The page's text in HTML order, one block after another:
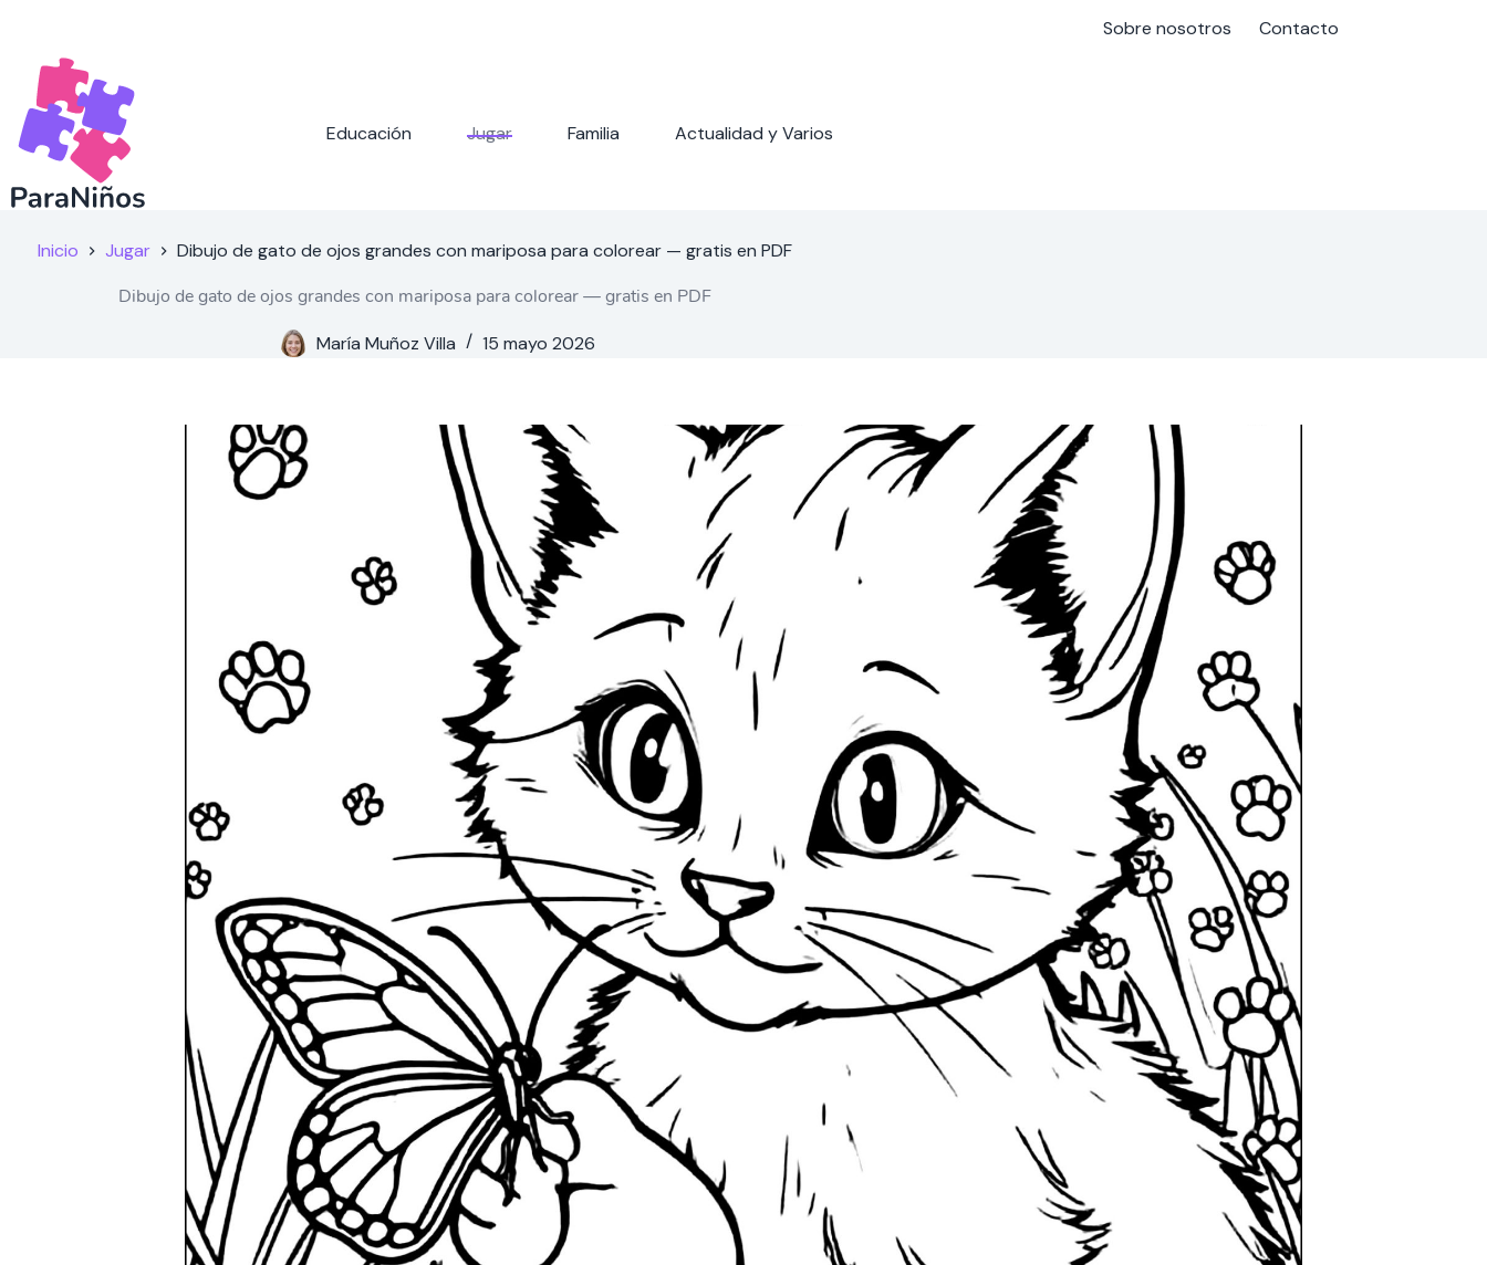
contenido
Sobre nosotros Contacto
Educación Jugar Familia Actualidad y Varios
Inicio Jugar Dibujo de gato de ojos grandes con mariposa para colorear — gratis en PDF
Dibujo de gato de ojos grandes con mariposa para colorear — gratis en PDF
María Muñoz Villa 15 mayo 2026